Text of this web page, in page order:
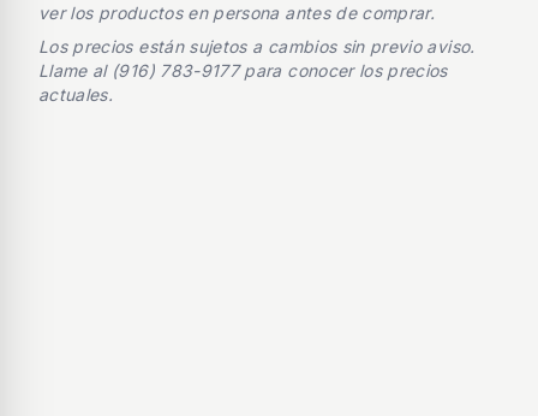
ver los productos en persona antes de comprar.
Los precios están sujetos a cambios sin previo aviso.
Llame al (916) 783-9177 para conocer los precios
actuales.